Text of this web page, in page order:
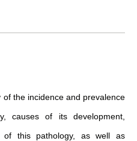
the incidence and prevalence
causes of its development,
of this pathology, as well as